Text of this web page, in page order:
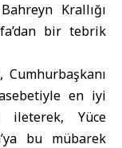
Krallığı
bir tebrik
en iyi
Yüce
bu mübarek